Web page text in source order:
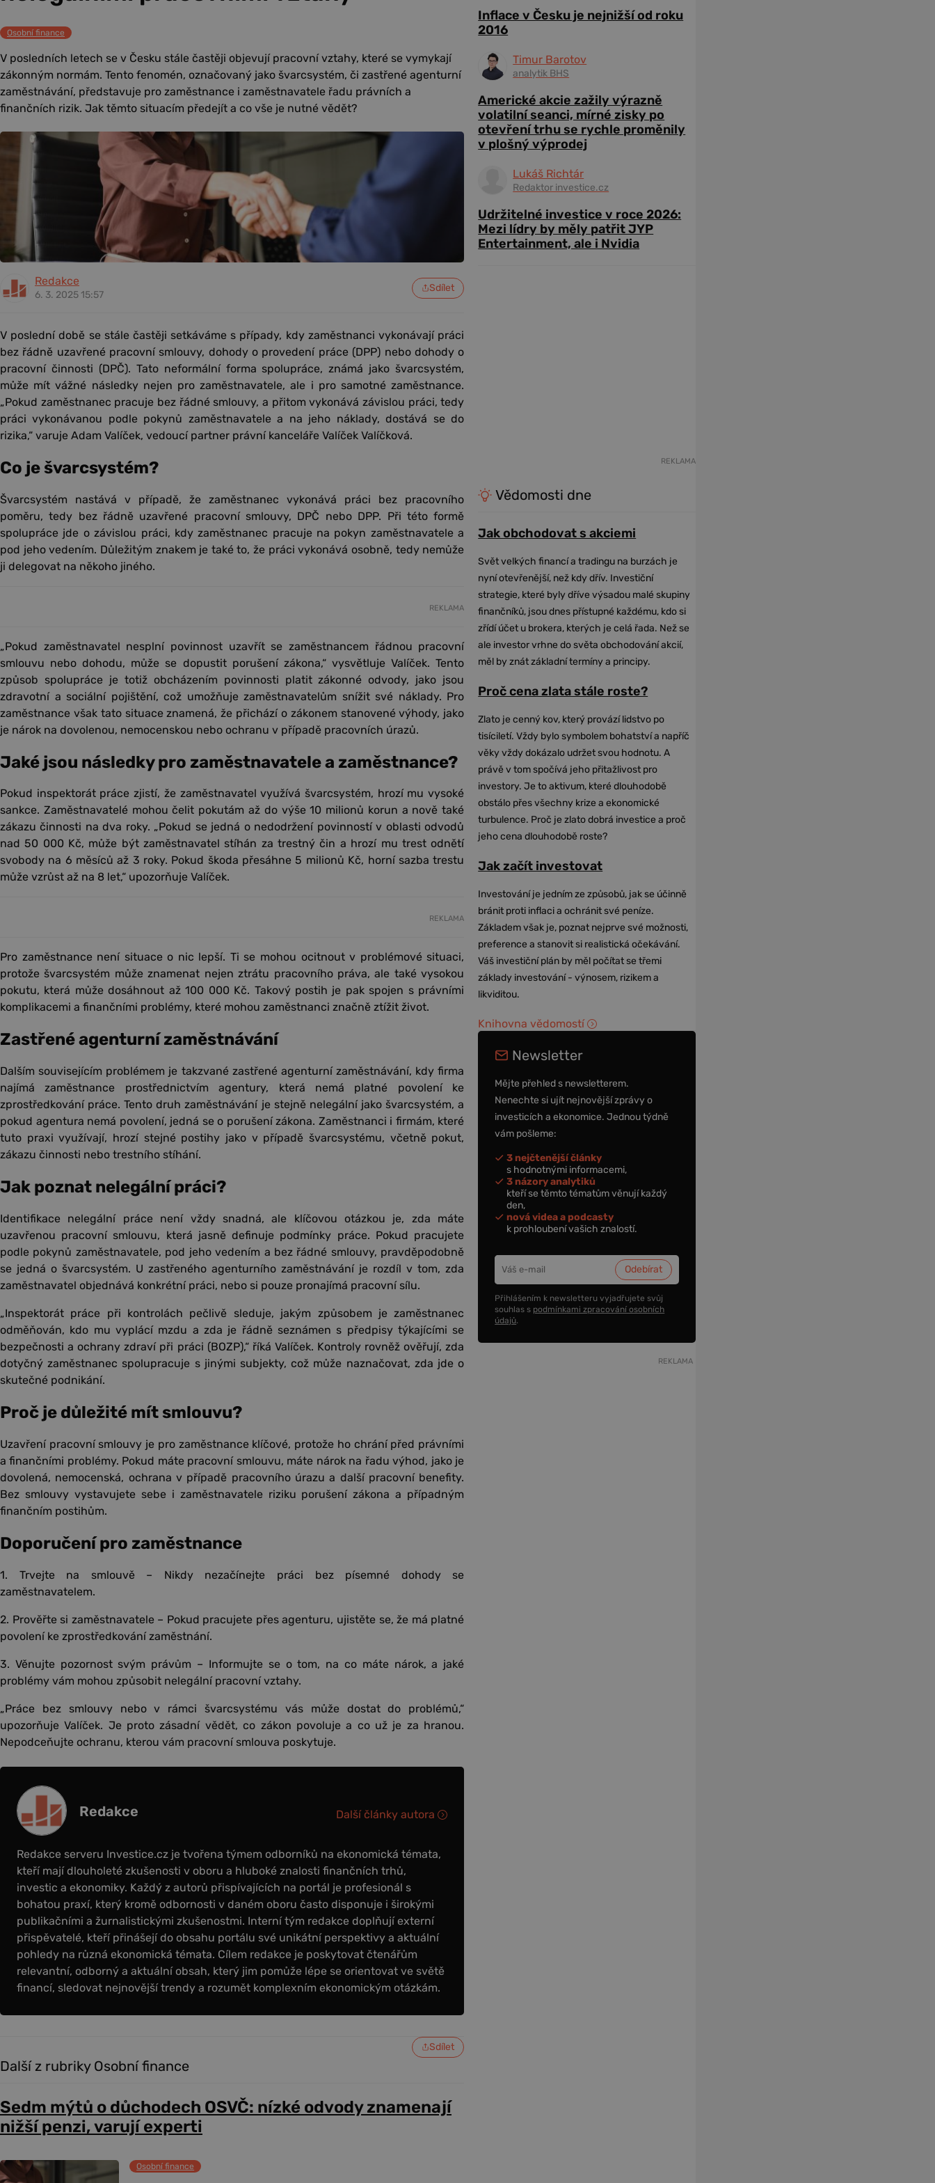
Osobní finance
V posledních letech se v Česku stále častěji objevují pracovní vztahy, které se vymykají
zákonným normám. Tento fenomén, označovaný jako švarcsystém, či zastřené agenturní
zaměstnávání, představuje pro zaměstnance i zaměstnavatele řadu právních a
finančních rizik. Jak těmto situacím předejít a co vše je nutné vědět?
Redakce
6. 3. 2025 15:57
Sdílet
V poslední době se stále častěji setkáváme s případy, kdy zaměstnanci vykonávají práci
bez řádně uzavřené pracovní smlouvy, dohody o provedení práce (DPP) nebo dohody o
pracovní činnosti (DPČ). Tato neformální forma spolupráce, známá jako švarcsystém,
může mít vážné následky nejen pro zaměstnavatele, ale i pro samotné zaměstnance.
„Pokud zaměstnanec pracuje bez řádné smlouvy, a přitom vykonává závislou práci, tedy
práci vykonávanou podle pokynů zaměstnavatele a na jeho náklady, dostává se do
rizika,“ varuje Adam Valíček, vedoucí partner právní kanceláře Valíček Valíčková.
Co je švarcsystém?
Švarcsystém nastává v případě, že zaměstnanec vykonává práci bez pracovního
poměru, tedy bez řádně uzavřené pracovní smlouvy, DPČ nebo DPP. Při této formě
spolupráce jde o závislou práci, kdy zaměstnanec pracuje na pokyn zaměstnavatele a
pod jeho vedením. Důležitým znakem je také to, že práci vykonává osobně, tedy nemůže
ji delegovat na někoho jiného.
REKLAMA
„Pokud zaměstnavatel nesplní povinnost uzavřít se zaměstnancem řádnou pracovní
smlouvu nebo dohodu, může se dopustit porušení zákona,“ vysvětluje Valíček. Tento
způsob spolupráce je totiž obcházením povinnosti platit zákonné odvody, jako jsou
zdravotní a sociální pojištění, což umožňuje zaměstnavatelům snížit své náklady. Pro
zaměstnance však tato situace znamená, že přichází o zákonem stanovené výhody, jako
je nárok na dovolenou, nemocenskou nebo ochranu v případě pracovních úrazů.
Jaké jsou následky pro zaměstnavatele a zaměstnance?
Pokud inspektorát práce zjistí, že zaměstnavatel využívá švarcsystém, hrozí mu vysoké
sankce. Zaměstnavatelé mohou čelit pokutám až do výše 10 milionů korun a nově také
zákazu činnosti na dva roky. „Pokud se jedná o nedodržení povinností v oblasti odvodů
nad 50 000 Kč, může být zaměstnavatel stíhán za trestný čin a hrozí mu trest odnětí
svobody na 6 měsíců až 3 roky. Pokud škoda přesáhne 5 milionů Kč, horní sazba trestu
může vzrůst až na 8 let,“ upozorňuje Valíček.
REKLAMA
Pro zaměstnance není situace o nic lepší. Ti se mohou ocitnout v problémové situaci,
protože švarcsystém může znamenat nejen ztrátu pracovního práva, ale také vysokou
pokutu, která může dosáhnout až 100 000 Kč. Takový postih je pak spojen s právními
komplikacemi a finančními problémy, které mohou zaměstnanci značně ztížit život.
Zastřené agenturní zaměstnávání
Dalším souvisejícím problémem je takzvané zastřené agenturní zaměstnávání, kdy firma
najímá zaměstnance prostřednictvím agentury, která nemá platné povolení ke
zprostředkování práce. Tento druh zaměstnávání je stejně nelegální jako švarcsystém, a
pokud agentura nemá povolení, jedná se o porušení zákona. Zaměstnanci i firmám, které
tuto praxi využívají, hrozí stejné postihy jako v případě švarcsystému, včetně pokut,
zákazu činnosti nebo trestního stíhání.
Jak poznat nelegální práci?
Identifikace nelegální práce není vždy snadná, ale klíčovou otázkou je, zda máte
uzavřenou pracovní smlouvu, která jasně definuje podmínky práce. Pokud pracujete
podle pokynů zaměstnavatele, pod jeho vedením a bez řádné smlouvy, pravděpodobně
se jedná o švarcsystém. U zastřeného agenturního zaměstnávání je rozdíl v tom, zda
zaměstnavatel objednává konkrétní práci, nebo si pouze pronajímá pracovní sílu.
„Inspektorát práce při kontrolách pečlivě sleduje, jakým způsobem je zaměstnanec
odměňován, kdo mu vyplácí mzdu a zda je řádně seznámen s předpisy týkajícími se
bezpečnosti a ochrany zdraví při práci (BOZP),“ říká Valíček. Kontroly rovněž ověřují, zda
dotyčný zaměstnanec spolupracuje s jinými subjekty, což může naznačovat, zda jde o
skutečné podnikání.
Proč je důležité mít smlouvu?
Uzavření pracovní smlouvy je pro zaměstnance klíčové, protože ho chrání před právními
a finančními problémy. Pokud máte pracovní smlouvu, máte nárok na řadu výhod, jako je
dovolená, nemocenská, ochrana v případě pracovního úrazu a další pracovní benefity.
Bez smlouvy vystavujete sebe i zaměstnavatele riziku porušení zákona a případným
finančním postihům.
Doporučení pro zaměstnance
1. Trvejte na smlouvě – Nikdy nezačínejte práci bez písemné dohody se
zaměstnavatelem.
2. Prověřte si zaměstnavatele – Pokud pracujete přes agenturu, ujistěte se, že má platné
povolení ke zprostředkování zaměstnání.
3. Věnujte pozornost svým právům – Informujte se o tom, na co máte nárok, a jaké
problémy vám mohou způsobit nelegální pracovní vztahy.
„Práce bez smlouvy nebo v rámci švarcsystému vás může dostat do problémů,“
upozorňuje Valíček. Je proto zásadní vědět, co zákon povoluje a co už je za hranou.
Nepodceňujte ochranu, kterou vám pracovní smlouva poskytuje.
Redakce
Redakce serveru Investice.cz je tvořena týmem odborníků na ekonomická témata,
kteří mají dlouholeté zkušenosti v oboru a hluboké znalosti finančních trhů,
investic a ekonomiky. Každý z autorů přispívajících na portál je profesionál s
bohatou praxí, který kromě odbornosti v daném oboru často disponuje i širokými
publikačními a žurnalistickými zkušenostmi. Interní tým redakce doplňují externí
přispěvatelé, kteří přinášejí do obsahu portálu své unikátní perspektivy a aktuální
pohledy na různá ekonomická témata. Cílem redakce je poskytovat čtenářům
relevantní, odborný a aktuální obsah, který jim pomůže lépe se orientovat ve světě
financí, sledovat nejnovější trendy a rozumět komplexním ekonomickým otázkám.
Další články autora
Sdílet
Další z rubriky Osobní finance
Sedm mýtů o důchodech OSVČ: nízké odvody znamenají
nižší penzi, varují experti
Osobní finance
Inflace v Česku je nejnižší od roku
2016
Timur Barotov
analytik BHS
Americké akcie zažily výrazně
volatilní seanci, mírné zisky po
otevření trhu se rychle proměnily
v plošný výprodej
Lukáš Richtár
Redaktor investice.cz
Udržitelné investice v roce 2026:
Mezi lídry by měly patřit JYP
Entertainment, ale i Nvidia
REKLAMA
Vědomosti dne
Jak obchodovat s akciemi
Svět velkých financí a tradingu na burzách je
nyní otevřenější, než kdy dřív. Investiční
strategie, které byly dříve výsadou malé skupiny
finančníků, jsou dnes přístupné každému, kdo si
zřídí účet u brokera, kterých je celá řada. Než se
ale investor vrhne do světa obchodování akcií,
měl by znát základní termíny a principy.
Proč cena zlata stále roste?
Zlato je cenný kov, který provází lidstvo po
tisíciletí. Vždy bylo symbolem bohatství a napříč
věky vždy dokázalo udržet svou hodnotu. A
právě v tom spočívá jeho přitažlivost pro
investory. Je to aktivum, které dlouhodobě
obstálo přes všechny krize a ekonomické
turbulence. Proč je zlato dobrá investice a proč
jeho cena dlouhodobě roste?
Jak začít investovat
Investování je jedním ze způsobů, jak se účinně
bránit proti inflaci a ochránit své peníze.
Základem však je, poznat nejprve své možnosti,
preference a stanovit si realistická očekávání.
Váš investiční plán by měl počítat se třemi
základy investování - výnosem, rizikem a
likviditou.
Knihovna vědomostí
Newsletter
Mějte přehled s newsletterem.
Nenechte si ujít nejnovější zprávy o
investicích a ekonomice. Jednou týdně
vám pošleme:
3 nejčtenější články
s hodnotnými informacemi,
3 názory analytiků
kteří se těmto tématům věnují každý
den,
nová videa a podcasty
k prohloubení vašich znalostí.
Přihlášením k newsletteru vyjadřujete svůj
souhlas s podmínkami zpracování osobních
údajů.
REKLAMA